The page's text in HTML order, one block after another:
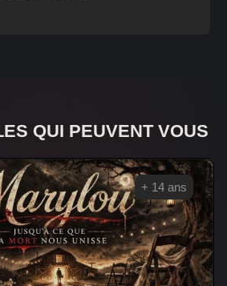
QUI PEUVENT VOUS
+ 14 ans